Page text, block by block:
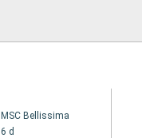
MSC Bellissima
6 d